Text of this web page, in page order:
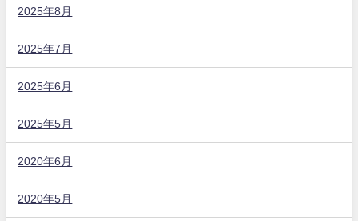
2025年8月
2025年7月
2025年6月
2025年5月
2020年6月
2020年5月